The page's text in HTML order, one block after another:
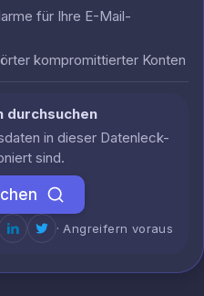
für Ihre E-Mail-
kompromittierter Konten
durchsuchen
in dieser Datenleck-
sind.
· Angreifern voraus